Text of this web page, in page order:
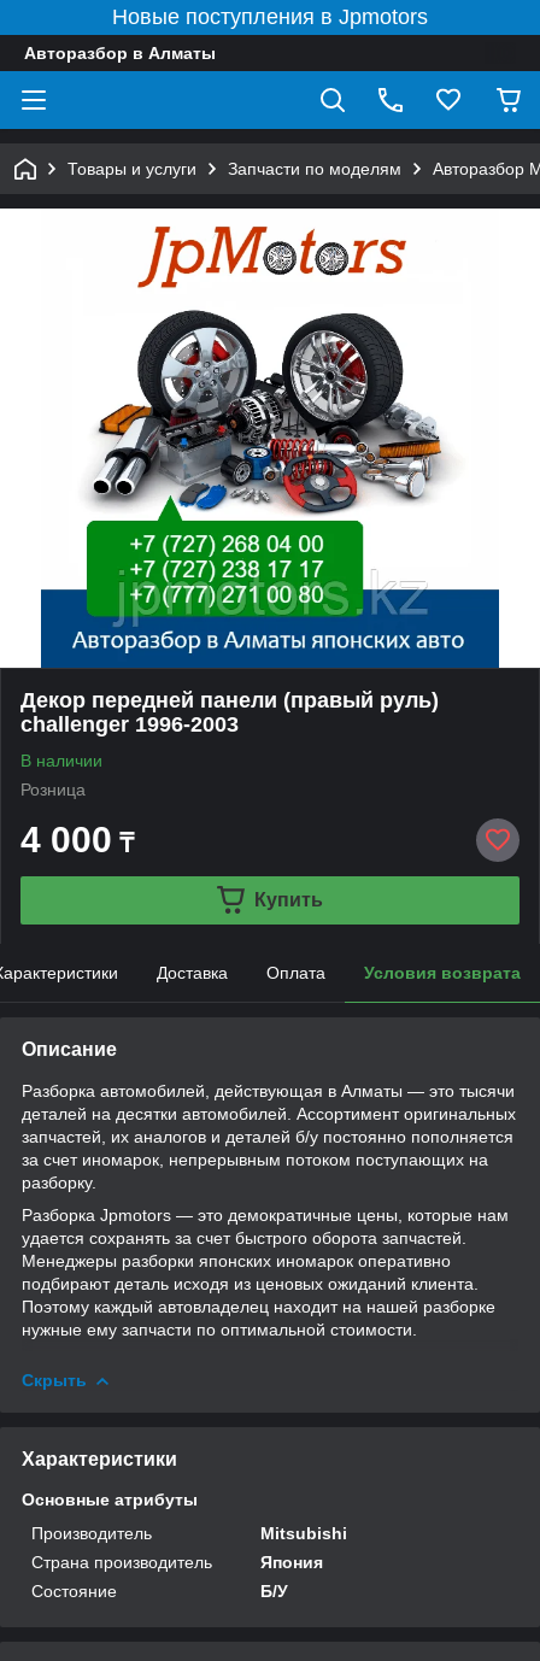
Новые поступления в Jpmotors
Авторазбор в Алматы
Товары и услуги Запчасти по моделям Авторазбор
Декор передней панели (правый руль)
challenger 1996-2003
В наличии
Розница
4 000 ₸
Купить
Доставка Оплата Условия возврата
Описание
Разборка автомобилей, действующая в Алматы — это тысячи
деталей на десятки автомобилей. Ассортимент оригинальных
запчастей, их аналогов и деталей б/у постоянно пополняется
за счет иномарок, непрерывным потоком поступающих на
разборку.
Разборка Jpmotors — это демократичные цены, которые нам
удается сохранять за счет быстрого оборота запчастей.
Менеджеры разборки японских иномарок оперативно
подбирают деталь исходя из ценовых ожиданий клиента.
Поэтому каждый автовладелец находит на нашей разборке
нужные ему запчасти по оптимальной стоимости.
Скрыть
Характеристики
Основные атрибуты
Производитель
Mitsubishi
Страна производитель
Япония
Состояние
Б/У